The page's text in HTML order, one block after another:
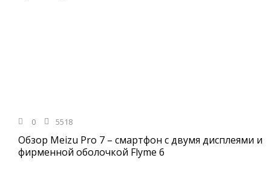
0 5518
Обзор Meizu Pro 7 – смартфон с двумя дисплеями и
фирменной оболочкой Flyme 6